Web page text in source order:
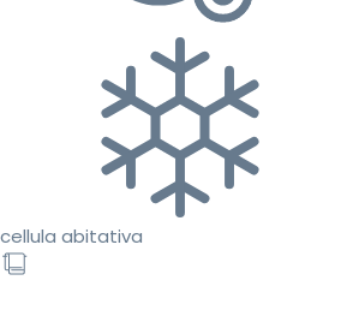
cellula abitativa